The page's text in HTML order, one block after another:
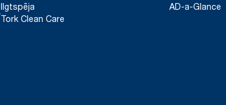
Ilgtspēja
Tork Clean Care
AD-a-Glance